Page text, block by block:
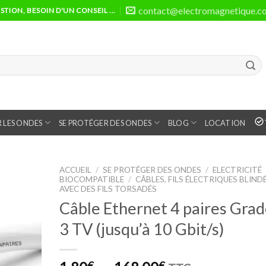
BESOIN D'UN CONSEIL ...
LES ONDES SE PROTÉGER DES ONDES BLOG LOCATION
ACCUEIL / SE PROTÉGER DES ONDES / ELECTRICITÉ
BIOCOMPATIBLE / CÂBLES, FILS ÉLECTRIQUES
AVEC DES FILS TORSADÉS
Câble Ethernet 4 paires
3 TV (jusqu’à 10 Gbit/s)